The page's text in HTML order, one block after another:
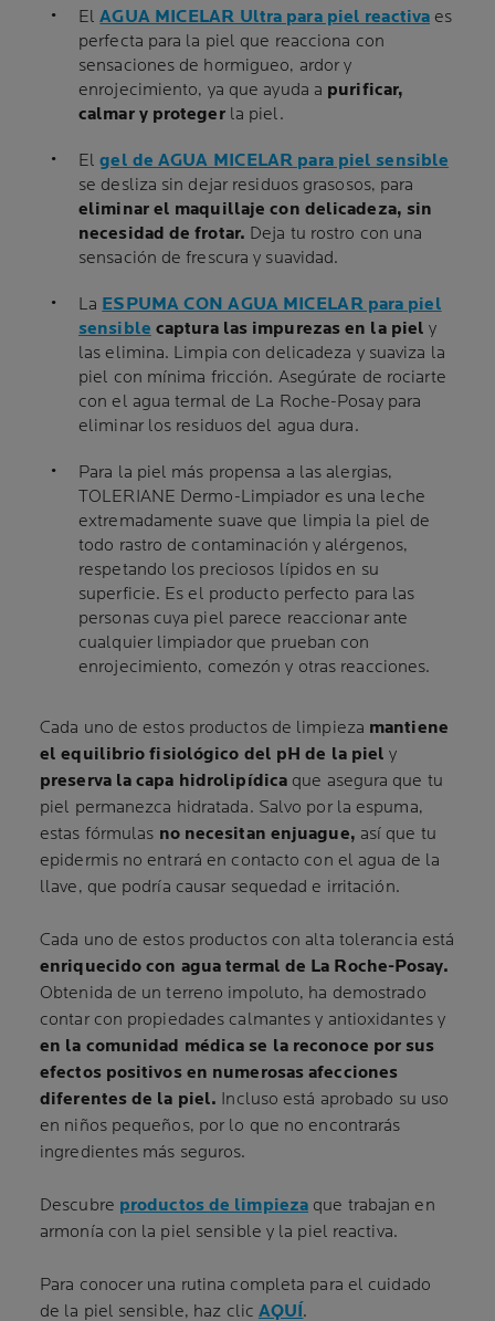
ElAGUA MICELAR Ultra para piel reactiva es
perfecta para la piel que reacciona con
sensaciones de hormigueo, ardor y
enrojecimiento, ya que ayuda a purificar,
calmar y proteger la piel.
Elgel de AGUA MICELAR para piel sensible
se desliza sin dejar residuos grasosos, para
eliminar el maquillaje con delicadeza, sin
necesidad de frotar. Deja tu rostro con una
sensación de frescura y suavidad.
La ESPUMA CON AGUA MICELAR para piel
sensible captura las impurezas en la piel y
las elimina. Limpia con delicadeza y suaviza la
piel con mínima fricción. Asegúrate de rociarte
con el agua termal de La Roche-Posay para
eliminar los residuos del agua dura.
Para la piel más propensa a las alergias,
TOLERIANE Dermo-Limpiador es una leche
extremadamente suave que limpia la piel de
todo rastro de contaminación y alérgenos,
respetando los preciosos lípidos en su
superficie. Es el producto perfecto para las
personas cuya piel parece reaccionar ante
cualquier limpiador que prueban con
enrojecimiento, comezón y otras reacciones.
Cada uno de estos productos de limpieza mantiene
el equilibrio fisiológico del pH de la piel y
preserva la capa hidrolipídica que asegura que tu
piel permanezca hidratada. Salvo por la espuma,
estas fórmulas no necesitan enjuague, así que tu
epidermis no entrará en contacto con el agua de la
llave, que podría causar sequedad e irritación.
Cada uno de estos productos con alta tolerancia está
enriquecido con agua termal de La Roche-Posay.
Obtenida de un terreno impoluto, ha demostrado
contar con propiedades calmantes y antioxidantes y
en la comunidad médica se la reconoce por sus
efectos positivos en numerosas afecciones
diferentes de la piel. Incluso está aprobado su uso
en niños pequeños, por lo que no encontrarás
ingredientes más seguros.
Descubre productos de limpieza que trabajan en
armonía con la piel sensible y la piel reactiva.
Para conocer una rutina completa para el cuidado
de la piel sensible, haz clicAQUÍ.